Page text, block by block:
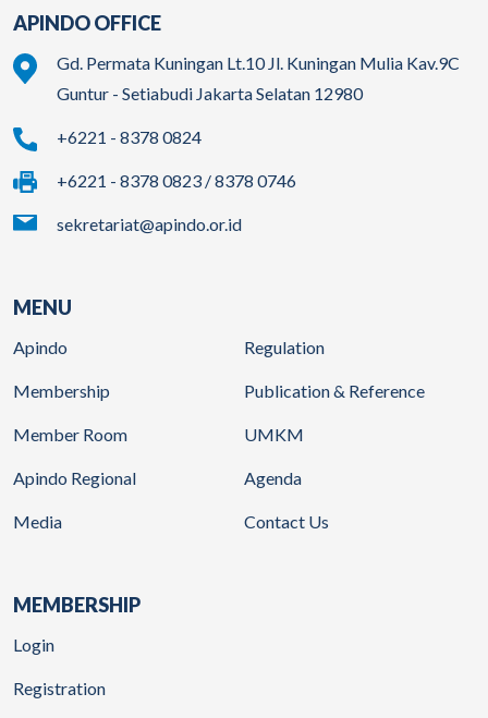
APINDO OFFICE
Gd. Permata Kuningan Lt.10 Jl. Kuningan Mulia Kav.9C
Guntur - Setiabudi Jakarta Selatan 12980
+6221 - 8378 0824
+6221 - 8378 0823 / 8378 0746
sekretariat@apindo.or.id
MENU
Apindo
Membership
Member Room
Apindo Regional
Media
Regulation
Publication & Reference
UMKM
Agenda
Contact Us
MEMBERSHIP
Login
Registration